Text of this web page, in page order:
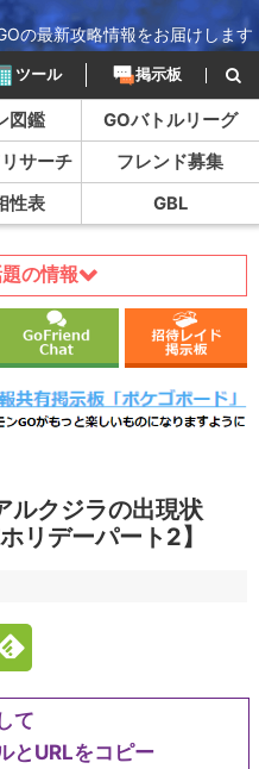
の最新攻略情報をお届けします
ツール 掲示板
図鑑
GOバトルリーグ
サーチ
フレンド募集
性表 GBL
の情報
ルクジラの出現状
リデーパート2】
て
とURLをコピー